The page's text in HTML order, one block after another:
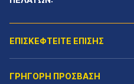
ΕΠΙΣΚΕΦΤΕΙΤΕ ΕΠΙΣΗΣ
ΓΡΗΓΟΡΗ ΠΡΟΣΒΑΣΗ